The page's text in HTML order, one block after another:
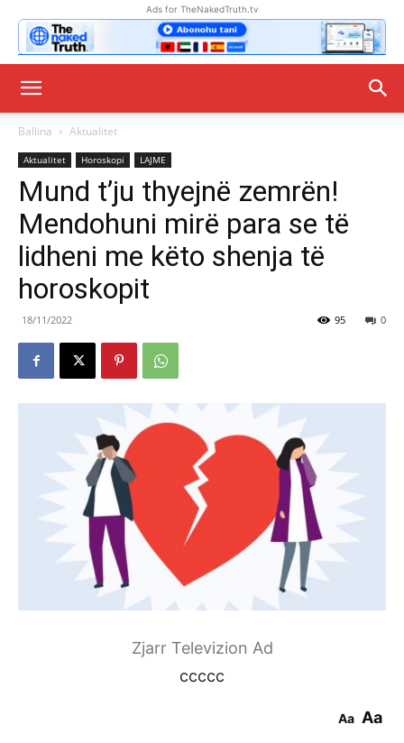
Ads for TheNakedTruth.tv
Ballina Aktualitet
Aktualitet Horoskopi LAJME
Mund t’ju thyejnë zemrën!
Mendohuni mirë para se të
lidheni me këto shenja të
horoskopit
18/11/2022 0
95
Zjarr Televizion Ad
ccccc
Aa Aa